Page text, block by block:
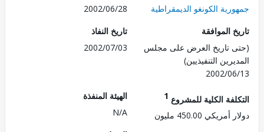
الكونغو الديمقراطية
2002/06/28
الموافقة
تاريخ العرض على مجلس
التنفيذيين)
2002/
تاريخ النفاذ
2002/07/03
الكلية للمشروع1
450.00 مليون
الهيئة المنفذة